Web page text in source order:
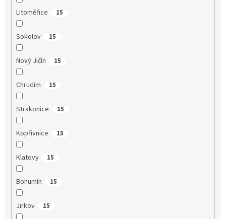
Litoměřice 15
Sokolov 15
Nový Jičín 15
Chrudim 15
Strakonice 15
Kopřivnice 15
Klatovy 15
Bohumín 15
Jirkov 15